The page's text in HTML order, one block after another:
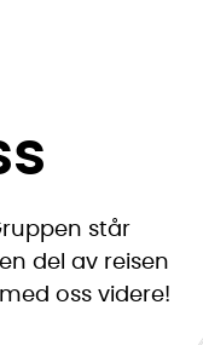
står
del av reisen
oss videre!